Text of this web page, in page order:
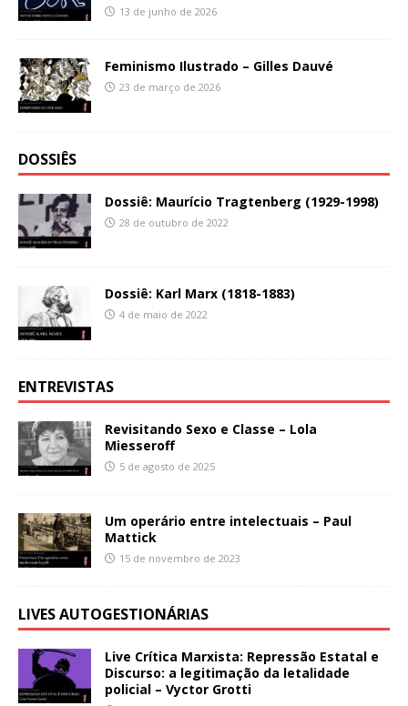
13 de junho de 2026
Feminismo Ilustrado – Gilles Dauvé
23 de março de 2026
DOSSIÊS
Dossiê: Maurício Tragtenberg (1929-1998)
28 de outubro de 2022
Dossiê: Karl Marx (1818-1883)
4 de maio de 2022
ENTREVISTAS
Revisitando Sexo e Classe – Lola
Miesseroff
5 de agosto de 2025
Um operário entre intelectuais – Paul
Mattick
15 de novembro de 2023
LIVES AUTOGESTIONÁRIAS
Live Crítica Marxista: Repressão Estatal e
Discurso: a legitimação da letalidade
policial – Vyctor Grotti